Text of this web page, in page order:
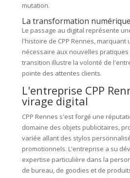
mutation.
La transformation numérique
Le passage au digital représente
l'histoire de CPP Rennes, marquant
nécessaire aux nouvelles pratiques
transition illustre la volonté de
pointe des attentes clients.
L'entreprise CPP
virage digital
CPP Rennes s'est forgé une
domaine des objets publicitaires,
variée allant des stylos
promotionnels. L'entreprise a su
expertise particulière dans la
de bureau, de goodies et de